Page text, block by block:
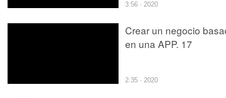
3:56 · 2020
Crear un negocio
en una APP. 17
2:35 · 2020